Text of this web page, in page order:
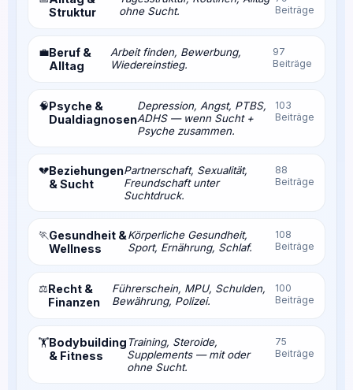
Struktur
ohne Sucht.
Beiträge
💼Beruf &
Alltag
Arbeit finden, Bewerbung,
Wiedereinstieg.
97
Beiträge
🧠Psyche &
Dualdiagnosen
Depression, Angst, PTBS,
ADHS — wenn Sucht +
Psyche zusammen.
103
Beiträge
💔Beziehungen
& Sucht
Partnerschaft, Sexualität,
Freundschaft unter
Suchtdruck.
88
Beiträge
🏃Gesundheit &
Wellness
Körperliche Gesundheit,
Sport, Ernährung, Schlaf.
108
Beiträge
⚖️Recht &
Finanzen
Führerschein, MPU, Schulden,
Bewährung, Polizei.
100
Beiträge
🏋️Bodybuilding
& Fitness
Training, Steroide,
Supplements — mit oder
ohne Sucht.
75
Beiträge